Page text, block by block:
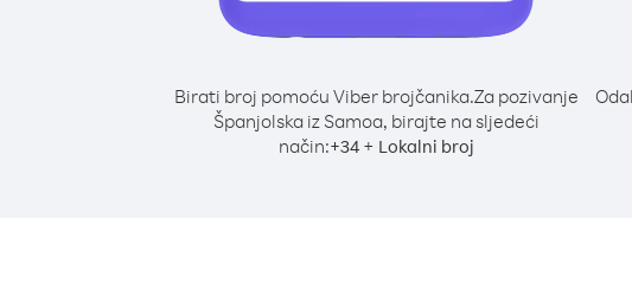
Birati broj pomoću Viber brojčanika.Za pozivanje
Španjolska iz Samoa, birajte na sljedeći
način:+34+ Lokalni broj